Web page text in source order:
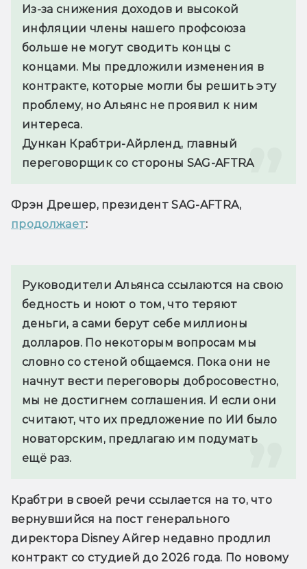
Из-за снижения доходов и высокой
инфляции члены нашего профсоюза
больше не могут сводить концы с
концами. Мы предложили изменения в
контракте, которые могли бы решить эту
проблему, но Альянс не проявил к ним
интереса.
Дункан Крабтри-Айрленд, главный
переговорщик со стороны SAG-AFTRA
продолжает:
Руководители Альянса ссылаются на свою
бедность и ноют о том, что теряют
деньги, а сами берут себе миллионы
долларов. По некоторым вопросам мы
словно со стеной общаемся. Пока они не
начнут вести переговоры добросовестно,
мы не достигнем соглашения. И если они
считают, что их предложение по ИИ было
новаторским, предлагаю им подумать
ещё раз.
Крабтри в своей речи ссылается на то, что
вернувшийся на пост генерального
директора Disney Айгер недавно продлил
контракт со студией до 2026 года. По новому